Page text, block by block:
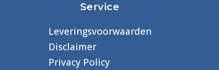
Service
Leveringsvoorwaarden
Disclaimer
Privacy Policy